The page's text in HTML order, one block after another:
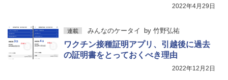
2022年4月29日
連載 みんなのケータイ by 竹野弘祐
ワクチン接種証明アプリ、引越後に過去
の証明書をとっておくべき理由
2022年12月2日